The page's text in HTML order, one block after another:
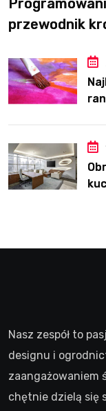
przewodnik
Nasz zespół to
designu i
zaangażowaniem
chętnie dzielą się